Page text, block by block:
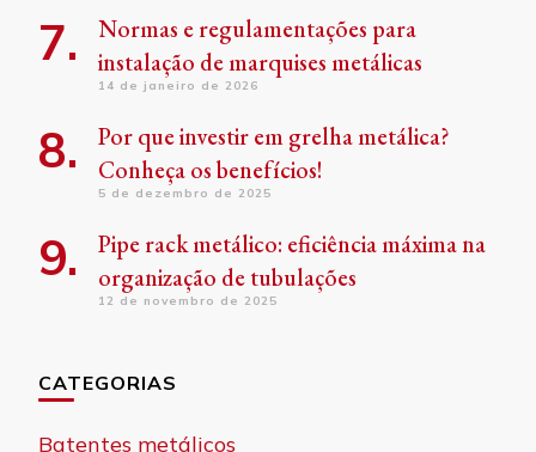
Normas e regulamentações para
instalação de marquises metálicas
14 de janeiro de 2026
Por que investir em grelha metálica?
Conheça os benefícios!
5 de dezembro de 2025
Pipe rack metálico: eficiência máxima na
organização de tubulações
12 de novembro de 2025
CATEGORIAS
Batentes metálicos